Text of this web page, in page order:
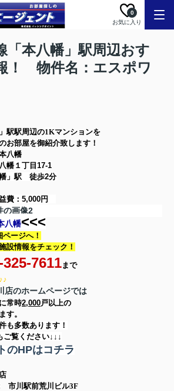
お気に入り
0
「本八幡」駅周辺おす
！ 物件名：エスポワ
駅駅周辺の1Kマンションを
お部屋を御紹介致します！
八幡
幡１丁目17-1
」駅 徒歩2分
費： 5,000円
八幡<<<
ージへ！
設情報をチェック！
325-7611まで
♪♪
店のホームページでは
常時2,000戸以上の
す。
も多数あります！
ご覧ください↓↓↓
のHPはコチラ
市川駅前荒川ビル3F